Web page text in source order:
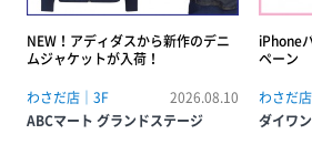
NEW！アディダスから新作のデニ
ムジャケットが入荷！
わさだ店｜3F
2026.08.10
ABCマート グランドステージ
iPhone
ペーン
わさだ
ダイワ